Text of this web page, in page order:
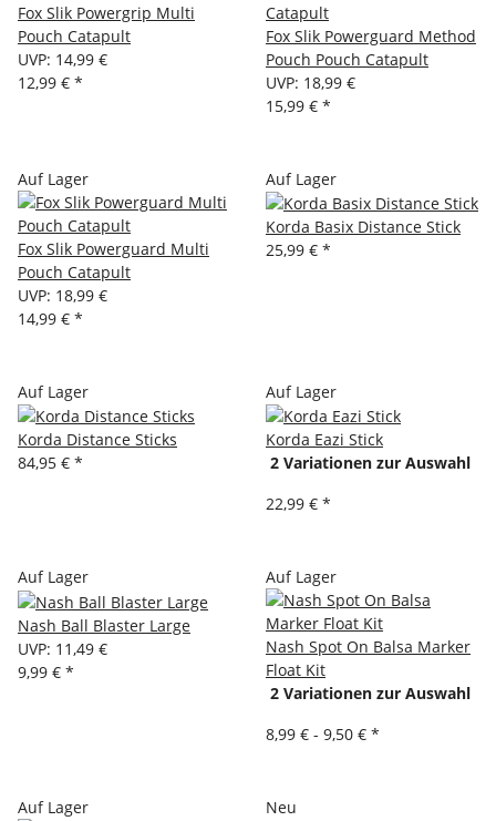
Fox Slik Powergrip Multi
Pouch Catapult
UVP: 14,99 €
12,99 € *
Fox Slik Powerguard Method
Pouch Pouch Catapult
UVP: 18,99 €
15,99 € *
Auf Lager
Fox Slik Powerguard Multi
Pouch Catapult
UVP: 18,99 €
14,99 € *
Auf Lager
Korda Basix Distance Stick
25,99 € *
Auf Lager
Korda Distance Sticks
84,95 € *
Auf Lager
Korda Eazi Stick
2 Variationen zur Auswahl
22,99 € *
Auf Lager
Nash Ball Blaster Large
UVP: 11,49 €
9,99 € *
Auf Lager
Nash Spot On Balsa Marker
Float Kit
2 Variationen zur Auswahl
8,99 € - 9,50 € *
Auf Lager Neu